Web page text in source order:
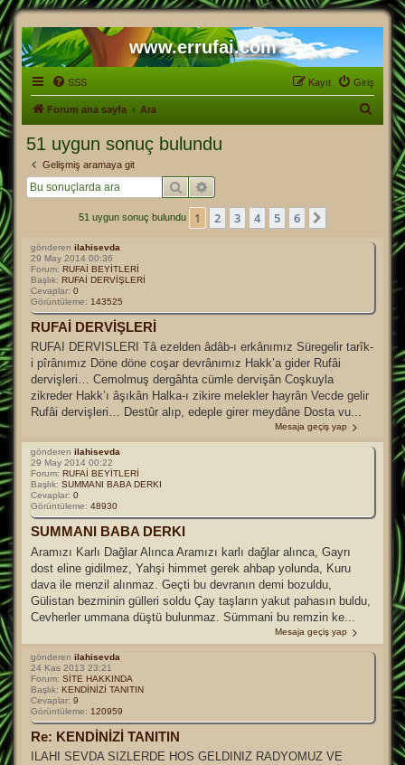
www.errufai.com
SSS Giriş
Kayıt
Forum ana sayfa Ara
51 uygun sonuç bulundu
Gelişmiş aramaya git
Ara
51 uygun sonuç bulundu 1 2 3 4 5 6
gönderen ilahisevda
29 May 2014 00:36
Forum: RUFAİ BEYİTLERİ
Başlık: RUFAİ DERVİŞLERİ
Cevaplar: 0
Görüntüleme: 143525
RUFAİ DERVİŞLERİ
RUFAI DERVISLERI Tâ ezelden âdâb-ı erkânımız Süregelir tarîk-
i pîrânımız Döne döne coşar devrânımız Hakk’a gider Rufâi
dervişleri… Cemolmuş dergâhta cümle dervişân Coşkuyla
zikreder Hakk’ı âşıkân Halka-ı zikire melekler hayrân Vecde gelir
Rufâi dervişleri… Destûr alıp, edeple girer meydâne Dosta vu...
Mesaja geçiş yap
gönderen ilahisevda
29 May 2014 00:22
Forum: RUFAİ BEYİTLERİ
Başlık: SUMMANI BABA DERKI
Cevaplar: 0
Görüntüleme: 48930
SUMMANI BABA DERKI
Aramızı Karlı Dağlar Alınca Aramızı karlı dağlar alınca, Gayrı
dost eline gidilmez, Yahşi himmet gerek ahbap yolunda, Kuru
dava ile menzil alınmaz. Geçti bu devranın demi bozuldu,
Gülistan bezminin gülleri soldu Çay taşların yakut pahasın buldu,
Cevherler ummana düştü bulunmaz. Sümmani bu remzin ke...
Mesaja geçiş yap
gönderen ilahisevda
24 Kas 2013 23:21
Forum: SİTE HAKKINDA
Başlık: KENDİNİZİ TANITIN
Cevaplar: 9
Görüntüleme: 120959
Re: KENDİNİZİ TANITIN
ILAHI SEVDA SIZLERDE HOS GELDINIZ RADYOMUZ VE